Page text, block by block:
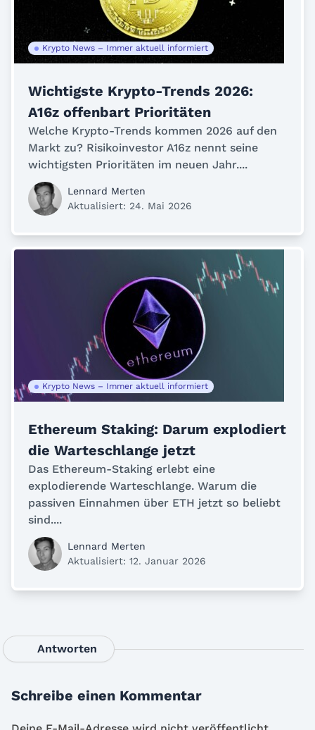
Krypto News – Immer aktuell informiert
Wichtigste Krypto-Trends 2026:
A16z offenbart Prioritäten
Welche Krypto-Trends kommen 2026 auf den
Markt zu? Risikoinvestor A16z nennt seine
wichtigsten Prioritäten im neuen Jahr....
Lennard Merten
Aktualisiert: 24. Mai 2026
Krypto News – Immer aktuell informiert
Ethereum Staking: Darum explodiert
die Warteschlange jetzt
Das Ethereum-Staking erlebt eine
explodierende Warteschlange. Warum die
passiven Einnahmen über ETH jetzt so beliebt
sind....
Lennard Merten
Aktualisiert: 12. Januar 2026
Antworten
Schreibe einen Kommentar